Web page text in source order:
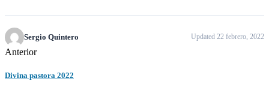
Sergio Quintero Updated 22 febrero, 2022
Anterior
Divina pastora 2022